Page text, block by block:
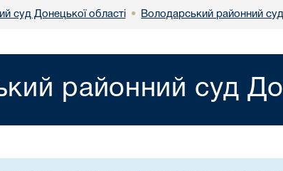
суд Донецької області • Володарський районний
районний суд